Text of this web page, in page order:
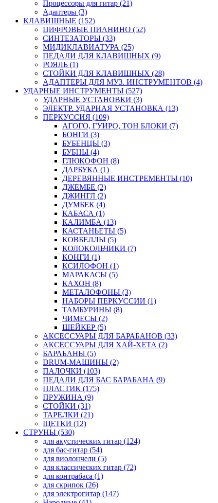
Процессоры для гитар (21)
Адаптеры (3)
КЛАВИШНЫЕ (152)
ЦИФРОВЫЕ ПИАНИНО (52)
СИНТЕЗАТОРЫ (33)
МИДИКЛАВИАТУРА (25)
ПЕДАЛИ ДЛЯ КЛАВИШНЫХ (9)
РОЯЛЬ (1)
СТОЙКИ ДЛЯ КЛАВИШНЫХ (28)
АДАПТЕРЫ ДЛЯ МУЗ. ИНСТРУМЕНТОВ (4)
УДАРНЫЕ ИНСТРУМЕНТЫ (527)
УДАРНЫЕ УСТАНОВКИ (3)
ЭЛЕКТР. УДАРНАЯ УСТАНОВКА (13)
ПЕРКУССИЯ (109)
АГОГО, ГУИРО, ТОН БЛОКИ (7)
БОНГИ (3)
БУБЕНЦЫ (3)
БУБНЫ (4)
ГЛЮКОФОН (8)
ДАРБУКА (1)
ДЕРЕВЯННЫЕ ИНСТРЕМЕНТЫ (10)
ДЖЕМБЕ (2)
ДЖИНГЛ (2)
ДУМБЕК (4)
КАБАСА (1)
КАЛИМБА (13)
КАСТАНЬЕТЫ (5)
КОВБЕЛЛЫ (5)
КОЛОКОЛЬЧИКИ (7)
КОНГИ (1)
КСИЛОФОН (1)
МАРАКАСЫ (5)
КАХОН (8)
МЕТАЛОФОНЫ (3)
НАБОРЫ ПЕРКУССИИ (1)
ТАМБУРИНЫ (8)
ЧИМЕСЫ (2)
ШЕЙКЕР (5)
АКСЕССУАРЫ ДЛЯ БАРАБАНОВ (33)
АКСЕССУАРЫ ДЛЯ ХАЙ-ХЕТА (2)
БАРАБАНЫ (5)
DRUM-МАШИНЫ (2)
ПАЛОЧКИ (103)
ПЕДАЛИ ДЛЯ БАС БАРАБАНА (9)
ПЛАСТИК (175)
ПРУЖИНА (9)
СТОЙКИ (31)
ТАРЕЛКИ (21)
ЩЕТКИ (12)
СТРУНЫ (530)
для акустических гитар (124)
для бас-гитар (54)
для виолончели (5)
для классических гитар (72)
для контрабаса (1)
для скрипок (26)
для электрогитар (147)